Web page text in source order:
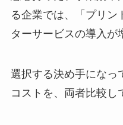
る企業では、「プリン
ターサービスの導入が
選択する決め手になっ
コストを、両者比較し